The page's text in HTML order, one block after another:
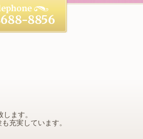
ます。
充実しています。
8856